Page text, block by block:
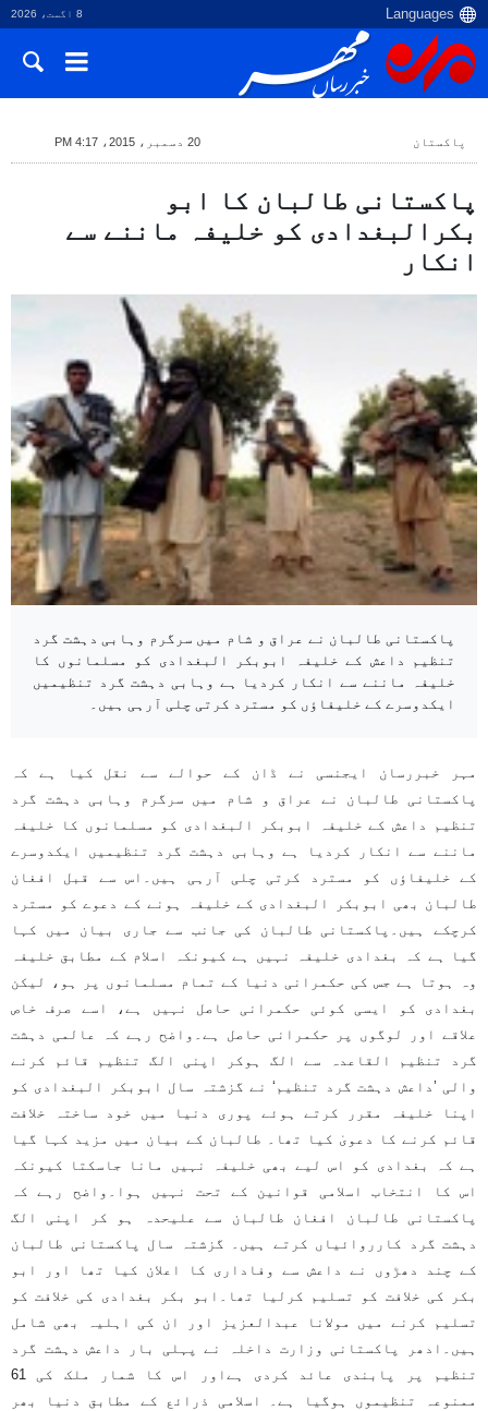
8 اگست، 2026
پاکستان 20 دسمبر، 2015، 4:17 PM
پاکستانی طالبان کا ابو
بکرالبغدادی کو خلیفہ ماننے سے
انکار
پاکستانی طالبان نے عراق و شام میں سرگرم وہابی دہشت گرد
تنظیم داعش کے خلیفہ ابوبکر البغدادی کو مسلمانوں کا
خلیفہ ماننے سے انکار کردیا ہے وہابی دہشت گرد تنظیمیں
ایکدوسرے کے خلیفاؤں کو مسترد کرتی چلی آرہی ہیں۔
مہر خبررسان ایجنسی نے ڈان کے حوالے سے نقل کیا ہے کہ
پاکستانی طالبان نے عراق و شام میں سرگرم وہابی دہشت گرد
تنظیم داعش کے خلیفہ ابوبکر البغدادی کو مسلمانوں کا خلیفہ
ماننے سے انکار کردیا ہے وہابی دہشت گرد تنظیمیں ایکدوسرے
کے خلیفاؤں کو مسترد کرتی چلی آرہی ہیں۔اس سے قبل افغان
طالبان بھی ابوبکر البغدادی کے خلیفہ ہونے کے دعوے کو مسترد
کرچکے ہیں۔پاکستانی طالبان کی جانب سے جاری بیان میں کہا
گیا ہے کہ بغدادی خلیفہ نہیں ہے کیونکہ اسلام کے مطابق خلیفہ
وہ ہوتا ہے جس کی حکمرانی دنیا کے تمام مسلمانوں پر ہو، لیکن
بغدادی کو ایسی کوئی حکمرانی حاصل نہیں ہے، اسے صرف خاص
علاقے اور لوگوں پر حکمرانی حاصل ہے۔واضح رہے کہ عالمی دہشت
گرد تنظیم القاعدہ سے الگ ہوکر اپنی الگ تنظیم قائم کرنے
والی ’داعش دہشت گرد تنظیم‘ نے گزشتہ سال ابوبکر البغدادی کو
اپنا خلیفہ مقرر کرتے ہوئے پوری دنیا میں خود ساختہ خلافت
قائم کرنے کا دعویٰ کیا تھا۔ طالبان کے بیان میں مزید کہا گیا
ہے کہ بغدادی کو اس لیے بھی خلیفہ نہیں مانا جاسکتا کیونکہ
اس کا انتخاب اسلامی قوانین کے تحت نہیں ہوا۔واضح رہے کہ
پاکستانی طالبان افغان طالبان سے علیحدہ ہو کر اپنی الگ
دہشت گرد کارروائیاں کرتے ہیں۔ گزشتہ سال پاکستانی طالبان
کے چند دھڑوں نے داعش سے وفاداری کا اعلان کیا تھا اور ابو
بکر کی خلافت کو تسلیم کرلیا تھا۔ابو بکر بغدادی کی خلافت کو
تسلیم کرنے میں مولانا عبدالعزیز اور ان کی اہلیہ بھی شامل
ہیں۔ادھر پاکستانی وزارت داخلہ نے پہلی بار داعش دہشت گرد
تنظيم پر پابندی عائد کردی ہےاور اس کا شمار ملک کی 61
ممنوعہ تنظیموں ہوگیا ہے۔ اسلامی ذرائع کے مطابق دنیا بھر